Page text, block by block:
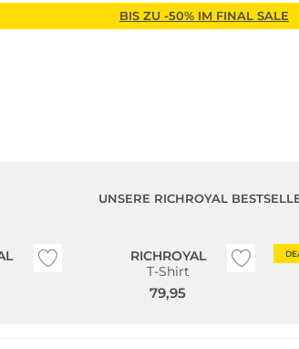
BIS ZU -50% IM FINAL SALE
UNSERE RICHROYAL
RICHROYAL
T-Shirt
79,95